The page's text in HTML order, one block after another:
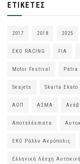
ΕΤΙΚΈΤΕΣ
2017 2018 2025
EKO RACING FIA
Motor Festival Patra
Seajets Skarta Ekato
ΑΟΠ ΑΣΜΑ
Αποτελέsmατα
ΕΚΟ Ράλλυ Ακρόπολις
Ελληνική Λέσχη